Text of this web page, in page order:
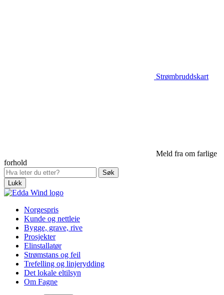
Strømbruddskart
Meld fra om farlige
forhold
Lukk
Norgespris
Kunde og nettleie
Bygge, grave, rive
Prosjekter
Elinstallatør
Strømstans og feil
Trefelling og linjerydding
Det lokale eltilsyn
Om Fagne